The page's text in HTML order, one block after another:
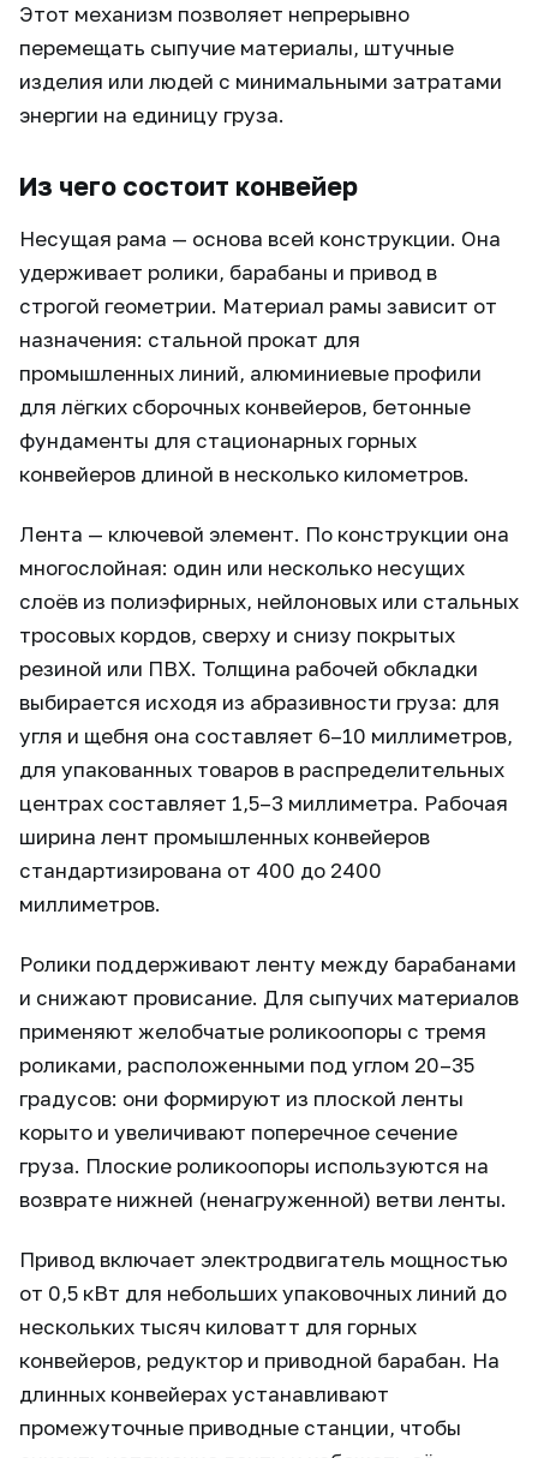
Этот механизм позволяет непрерывно
перемещать сыпучие материалы, штучные
изделия или людей с минимальными затратами
энергии на единицу груза.
Из чего состоит конвейер
Несущая рама — основа всей конструкции. Она
удерживает ролики, барабаны и привод в
строгой геометрии. Материал рамы зависит от
назначения: стальной прокат для
промышленных линий, алюминиевые профили
для лёгких сборочных конвейеров, бетонные
фундаменты для стационарных горных
конвейеров длиной в несколько километров.
Лента — ключевой элемент. По конструкции она
многослойная: один или несколько несущих
слоёв из полиэфирных, нейлоновых или стальных
тросовых кордов, сверху и снизу покрытых
резиной или ПВХ. Толщина рабочей обкладки
выбирается исходя из абразивности груза: для
угля и щебня она составляет 6–10 миллиметров,
для упакованных товаров в распределительных
центрах составляет 1,5–3 миллиметра. Рабочая
ширина лент промышленных конвейеров
стандартизирована от 400 до 2400
миллиметров.
Ролики поддерживают ленту между барабанами
и снижают провисание. Для сыпучих материалов
применяют желобчатые роликоопоры с тремя
роликами, расположенными под углом 20–35
градусов: они формируют из плоской ленты
корыто и увеличивают поперечное сечение
груза. Плоские роликоопоры используются на
возврате нижней (ненагруженной) ветви ленты.
Привод включает электродвигатель мощностью
от 0,5 кВт для небольших упаковочных линий до
нескольких тысяч киловатт для горных
конвейеров, редуктор и приводной барабан. На
длинных конвейерах устанавливают
промежуточные приводные станции, чтобы